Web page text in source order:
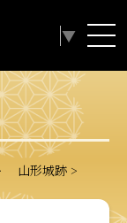
▼
山形城跡